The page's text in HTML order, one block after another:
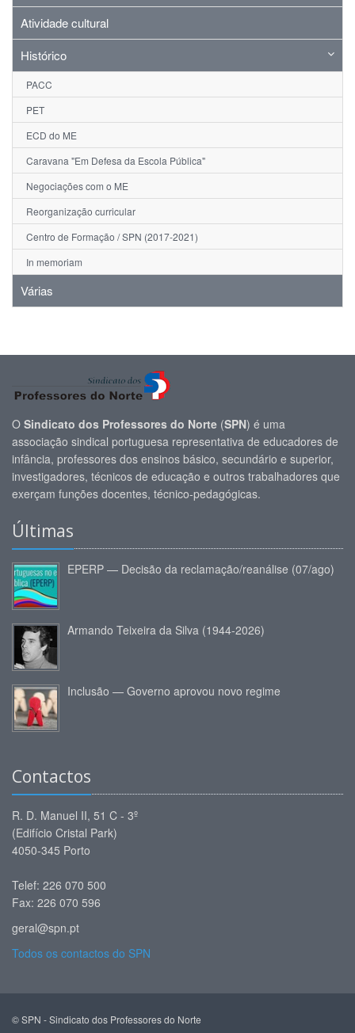
Atividade cultural
Histórico
PACC
PET
ECD do ME
Caravana "Em Defesa da Escola Pública"
Negociações com o ME
Reorganização curricular
Centro de Formação / SPN (2017-2021)
In memoriam
Várias
O Sindicato dos Professores do Norte (SPN) é uma
associação sindical portuguesa representativa de educadores de
infância, professores dos ensinos básico, secundário e superior,
investigadores, técnicos de educação e outros trabalhadores que
exerçam funções docentes, técnico-pedagógicas.
Últimas
EPERP — Decisão da reclamação/reanálise (07/ago)
Armando Teixeira da Silva (1944-2026)
Inclusão — Governo aprovou novo regime
Contactos
R. D. Manuel II, 51 C - 3º
(Edifício Cristal Park)
4050-345 Porto
Telef: 226 070 500
Fax: 226 070 596
geral@spn.pt
Todos os contactos do SPN
© SPN - Sindicato dos Professores do Norte